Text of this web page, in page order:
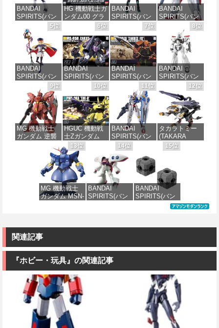
BANDAI
SPIRITS(バン
ダイ スピリッ
ツ) 30MS SIS-
J00 メルンジ
ャ[カラーA] 色
分け済みプラ
モデル
価格：¥4,200
HG 機動戦士ガ
ンダム00 グラ
ハム専用ユニ
オンフラッグ
カスタム 1/144
スケール 色分
け済みプラモ
デル
価格：¥1,850
BANDAI
SPIRITS(バン
ダイスピリッ
ツ) 30MS SIS-
H00 セスティ
エ[カラーC] 色
分け済みプラ
モデル
価格：¥4,682
BANDAI
SPIRITS(バン
ダイ スピリッ
ツ) HGAW 機
動新世紀ガン
ダムX ガンダ
ムエアマスタ
ー 1/144スケー
ル 色分け済み
プラモデル
価格：¥3,782
5位
BANDAI
SPIRITS(バン
ダイ スピリッ
ツ) 30MS
Fate/Grand
Order アルトリ
ア・キャスタ
ー 色分け済み
プラモデル
価格：¥7,800
6位
BANDAI
SPIRITS(バン
ダイ スピリッ
ツ) HGUC 機動
戦士ガンダム
ザクI(黒い三連
星仕様) 1/144
スケール 色分
け済みプラモ
デル
価格：¥2,200
7位
BANDAI
SPIRITS(バン
ダイ スピリッ
ツ) HGUC
1/144 ザクII
(ガルマ専用機)
(機動戦士ガン
ダム)
価格：¥2,880
8位
BANDAI
SPIRITS(バン
ダイ スピリッ
ツ) 機動警察パ
トレイバー
EZY RG 1/48
AV-98Plus (イ
ングラム・プ
ラス) 色分け済
みプラモデル
9位
MG 機動戦士
ガンダム 逆襲
04 サザビー
Ver.Ka 1/100ス
ケール 色分け
済みプラモデ
価格：¥15,000
10位
HGUC 機動戦
士Zガンダム
PMX-003 ジ・
オ 1/144スケー
ル 色分け済み
プラモデル
価格：¥4,200
11位
BANDAI
SPIRITS(バン
ダイ スピリッ
ツ) FULL
MECHANICS
機動戦士ガン
ダム 水星の魔
女 ガンダムエ
アリアル 1/100
スケール 色分
12位
タカラトミー
(TAKARA
TOMY) T-
SPARK
MODEL リアラ
イズモデル
ZOIDS ゾイド
RMZ-025 ライ
ガーゼロファ
ルコン (ZBF)
13位
MG 機動戦士
ガンダム MSN-
ラモデル
14位
BANDAI
SPIRITS(バン
ダム キュベレ
プラモデル
15位
BANDAI
SPIRITS(バン
ダイ スピリッ
(EXジョイント
ラモデル
関連記事
『ホビー・玩具』の関連記事